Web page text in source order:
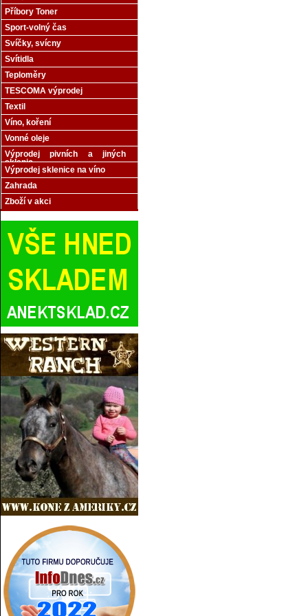
Příbory Toner
Sport-volný čas
Svíčky, svícny
Svítidla
Teploměry
TESCOMA výprodej
Textil
Víno, koření
Vonné oleje
Výprodej pivních a jiných
sklenic
Výprodej sklenice na víno
Zahrada
Zboží v akci